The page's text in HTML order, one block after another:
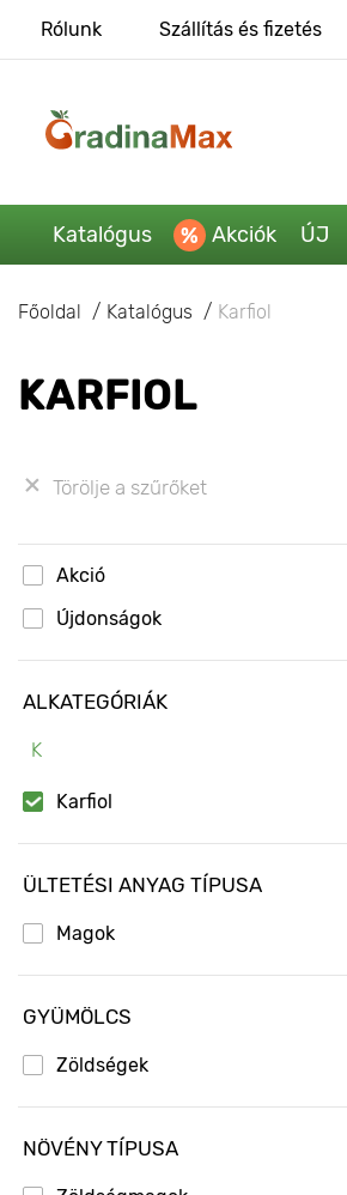
Rólunk Szállítás és fizetés
Katalógus Akciók ÚJ
Főoldal Katalógus Karfiol
KARFIOL
Törölje a szűrőket
Akció
Újdonságok
ALKATEGÓRIÁK
K
Karfiol
ÜLTETÉSI ANYAG TÍPUSA
Magok
GYÜMÖLCS
Zöldségek
NÖVÉNY TÍPUSA